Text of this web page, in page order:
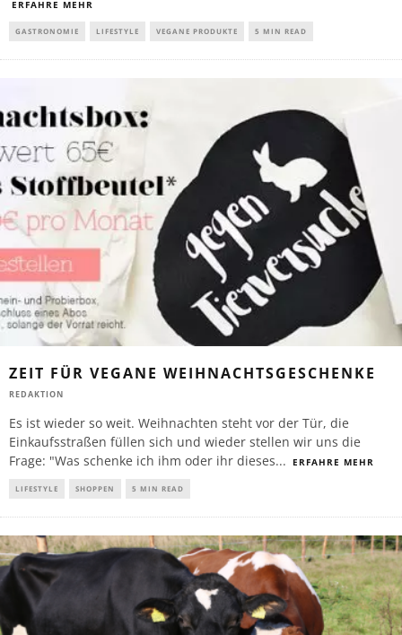
ERFAHRE MEHR
GASTRONOMIE LIFESTYLE VEGANE PRODUKTE 5 MIN READ
ZEIT FÜR VEGANE WEIHNACHTSGESCHENKE
REDAKTION
Es ist wieder so weit. Weihnachten steht vor der Tür, die
Einkaufsstraßen füllen sich und wieder stellen wir uns die
Frage: "Was schenke ich ihm oder ihr dieses... ERFAHRE MEHR
LIFESTYLE SHOPPEN 5 MIN READ